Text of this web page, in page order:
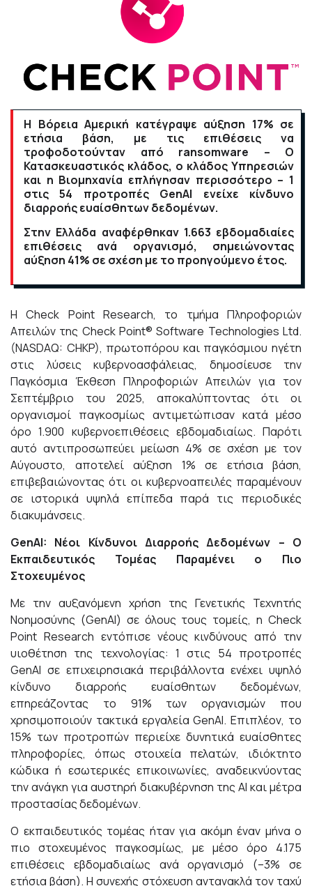
Η Βόρεια Αμερική κατέγραψε αύξηση 17% σε
ετήσια βάση, με τις επιθέσεις να
τροφοδοτούνταν από ransomware – Ο
Κατασκευαστικός κλάδος, ο κλάδος Υπηρεσιών
και η Βιομηχανία επλήγησαν περισσότερο – 1
στις 54 προτροπές GenAI ενείχε κίνδυνο
διαρροής ευαίσθητων δεδομένων.
Στην Ελλάδα αναφέρθηκαν 1.663 εβδομαδιαίες
επιθέσεις ανά οργανισμό, σημειώνοντας
αύξηση 41% σε σχέση με το προηγούμενο έτος.
Η Check Point Research, το τμήμα Πληροφοριών
Απειλών της Check Point® Software Technologies Ltd.
(NASDAQ: CHKP), πρωτοπόρου και παγκόσμιου ηγέτη
στις λύσεις κυβερνοασφάλειας, δημοσίευσε την
Παγκόσμια Έκθεση Πληροφοριών Απειλών για τον
Σεπτέμβριο του 2025, αποκαλύπτοντας ότι οι
οργανισμοί παγκοσμίως αντιμετώπισαν κατά μέσο
όρο 1.900 κυβερνοεπιθέσεις εβδομαδιαίως. Παρότι
αυτό αντιπροσωπεύει μείωση 4% σε σχέση με τον
Αύγουστο, αποτελεί αύξηση 1% σε ετήσια βάση,
επιβεβαιώνοντας ότι οι κυβερνοαπειλές παραμένουν
σε ιστορικά υψηλά επίπεδα παρά τις περιοδικές
διακυμάνσεις.
GenAI: Νέοι Κίνδυνοι Διαρροής Δεδομένων – Ο
Εκπαιδευτικός Τομέας Παραμένει ο Πιο
Στοχευμένος
Με την αυξανόμενη χρήση της Γενετικής Τεχνητής
Νοημοσύνης (GenAI) σε όλους τους τομείς, η Check
Point Research εντόπισε νέους κινδύνους από την
υιοθέτηση της τεχνολογίας: 1 στις 54 προτροπές
GenAI σε επιχειρησιακά περιβάλλοντα ενέχει υψηλό
κίνδυνο διαρροής ευαίσθητων δεδομένων,
επηρεάζοντας το 91% των οργανισμών που
χρησιμοποιούν τακτικά εργαλεία GenAI. Επιπλέον, το
15% των προτροπών περιείχε δυνητικά ευαίσθητες
πληροφορίες, όπως στοιχεία πελατών, ιδιόκτητο
κώδικα ή εσωτερικές επικοινωνίες, αναδεικνύοντας
την ανάγκη για αυστηρή διακυβέρνηση της AI και μέτρα
προστασίας δεδομένων.
Ο εκπαιδευτικός τομέας ήταν για ακόμη έναν μήνα ο
πιο στοχευμένος παγκοσμίως, με μέσο όρο 4.175
επιθέσεις εβδομαδιαίως ανά οργανισμό (–3% σε
ετήσια βάση). Η συνεχής στόχευση αντανακλά τον ταχύ